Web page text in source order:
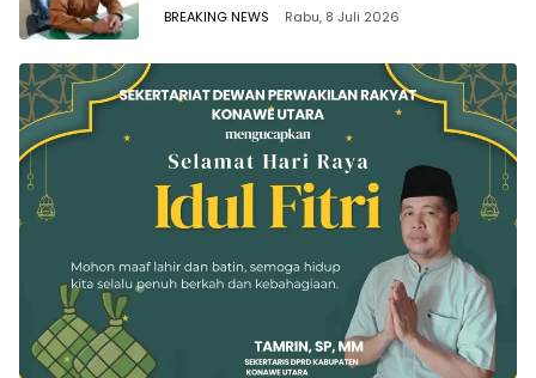
BREAKING NEWS Rabu, 8 Juli 2026